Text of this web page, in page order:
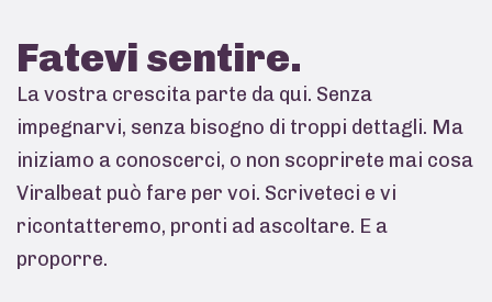
Fatevi sentire.
La vostra crescita parte da qui. Senza
impegnarvi, senza bisogno di troppi dettagli. Ma
iniziamo a conoscerci, o non scoprirete mai cosa
Viralbeat può fare per voi. Scriveteci e vi
ricontatteremo, pronti ad ascoltare. E a
proporre.